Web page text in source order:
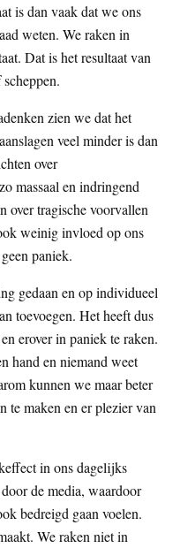
is dan vaak dat we ons
weten. We raken in
Dat is het resultaat van
zien we dat het
veel minder is dan
over
massaal en indringend
over tragische voorvallen
weinig invloed op ons
paniek.
gedaan en op individueel
toevoegen. Het heeft dus
erover in paniek te raken.
hand en niemand weet
kunnen we maar beter
te maken en er plezier van
in ons dagelijks
de media, waardoor
bedreigd gaan voelen.
We raken niet in